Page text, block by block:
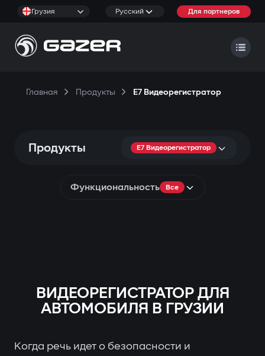
Грузия Русский Для партнеров
Главная Продукты E7 Видеорегистратор
Продукты E7 Видеорегистратор
Функциональность Все
ВИДЕОРЕГИСТРАТОР ДЛЯ
АВТОМОБИЛЯ В ГРУЗИИ
Когда речь идет о безопасности и